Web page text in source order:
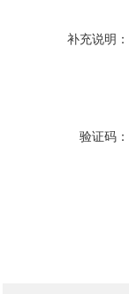
补充说明：
验证码：